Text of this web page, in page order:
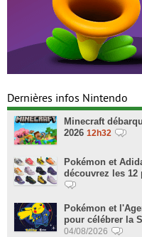
Dernières infos Nintendo
Minecraft
2026 12h32
Pokémon et
découvrez les 12
Pokémon et
pour célébrer la
04/08/2026